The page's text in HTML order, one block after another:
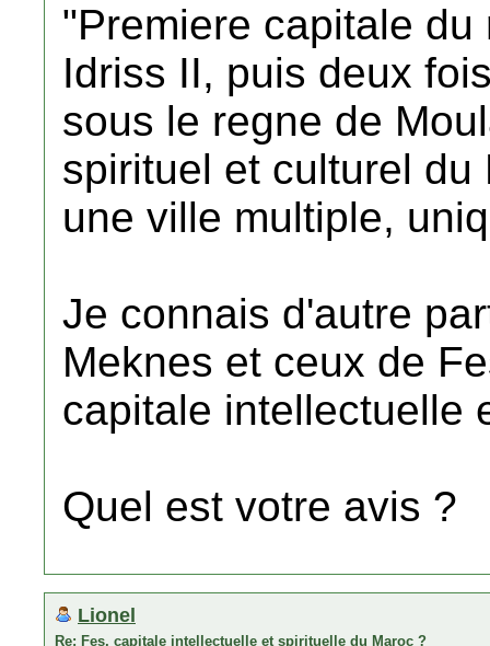
"Premiere capitale
Idriss II, puis deux
sous le regne de
spirituel et culturel
une ville multiple,
Je connais d'autre
Meknes et ceux de
capitale intellectuelle
Quel est votre avis ?
Lionel
Re: Fes, capitale intellectuelle et spirituelle du Maroc ?